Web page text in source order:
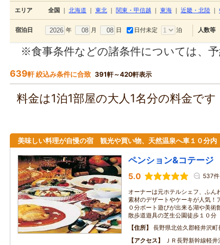
エリア 全国 北海道 東北 関東・甲信越 東海 近畿・北陸
宿泊日 年 月 日 日付未定 泊 人数等
※食事条件などの諸条件については、
639軒 絞込み条件に合致 391軒～420軒表示
料金は1泊1部屋の大人1名分の料金で
美味しい料理が自慢の宿 観光や買い物、天然温泉へ車１０分内
ペンション&コテー
5.0 537件
オーナーは元ホテルシェフ、ふん
素材のデザートやケーキが人気！
０分ボート遊びが出来る湖や美術
散歩道遊具の芝生公園徒歩１０分
住所
長野県北佐久郡軽井沢
アクセス
ＪＲ長野新幹線軽